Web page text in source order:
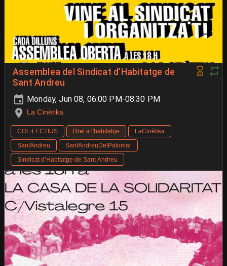
Assemblea del Sindicat d’Habitatge de
Sant Andreu
Monday, Jun 08, 06:00 PM-08:30 PM
La Cinètika
COL·LECTIUS Dret a l'habitatge
LaCinètika
SantAndreu
SantAndreuDelPalomar
Sindicat d’Habitatge de Sant Andreu